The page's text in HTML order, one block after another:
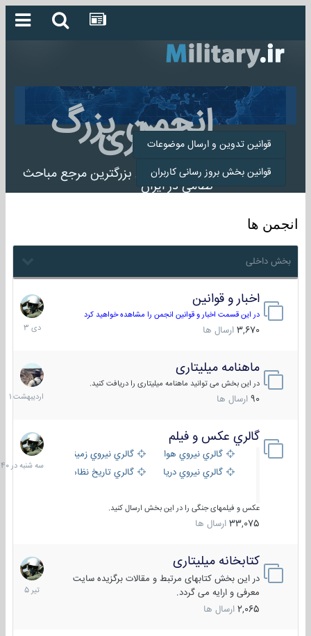
انجمن بزرگ
میلیتاری
انجمن میلیتاری بزرگترین مرجع مباحث
نظامی در ایران
قوانین تدوین و ارسال موضوعات
قوانین بخش بروز رسانی کاربران
انجمن ها
بخش داخلی
اخبار و قوانین
در این قسمت اخبار و قوانین انجمن را مشاهده خواهید کرد
3,670 ارسال ها
22
دی
1403
ماهنامه میلیتاری
در این بخش می توانید ماهنامه میلیتاری را دریافت کنید.
90 ارسال ها
30
1401
گالري عكس و فيلم
گالري نيروي هوايي
گالري نيروي زميني
گالري نيروي دريايي
گالري تاریخ نظامی
عکس و فیلمهای جنگی را در این بخش ارسال کنید.
33,075 ارسال ها
سه
شنبه
در
کتابخانه میلیتاری
در این بخش کتابهای مرتبط و مقالات برگزیده سایت
معرفی و ارایه می گردد.
2,065 ارسال ها
16
تیر
1405